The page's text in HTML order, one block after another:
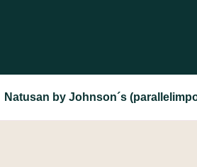
Natusan by Johnson´s